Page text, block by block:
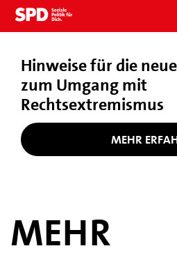
Hinweise für die
zum Umgang mit
Rechtsextremismus
MEHR
MEHR